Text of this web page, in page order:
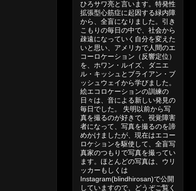
ひろサワ亮と言います。特発性
拡張型心筋症に起因する緑内障
から、全盲になりました。引き
こもりの毎日の中で、社会から
疎遠になっていく自分を変えた
いと思い、アメリカで人間のエ
コーロケーション（反響定位）
を、ホワン・ルイズ、ダニエ
ル・キッシュとブライアン・ブ
ッシュウェイから学びました。
絵エコロケーションの訓練の
日々は、音による新しい発見の
毎日でした。 失明以前から写
真を撮るのが好きで、視覚障害
者になって、写真を撮るのを諦
めかけましたが、現在はエコー
ロケションを駆使して、全盲写
真家のつもりで写真を撮ってい
ます。ほとんどの写真は、ウリ
ッカーもしくは
Instagram(blindhirosan)で公開
していますので、どうぞご覧く